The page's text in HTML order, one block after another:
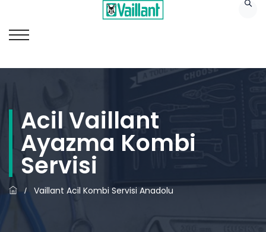
Acil Vaillant
Ayazma Kombi
Servisi
/ Vaillant Acil Kombi Servisi Anadolu